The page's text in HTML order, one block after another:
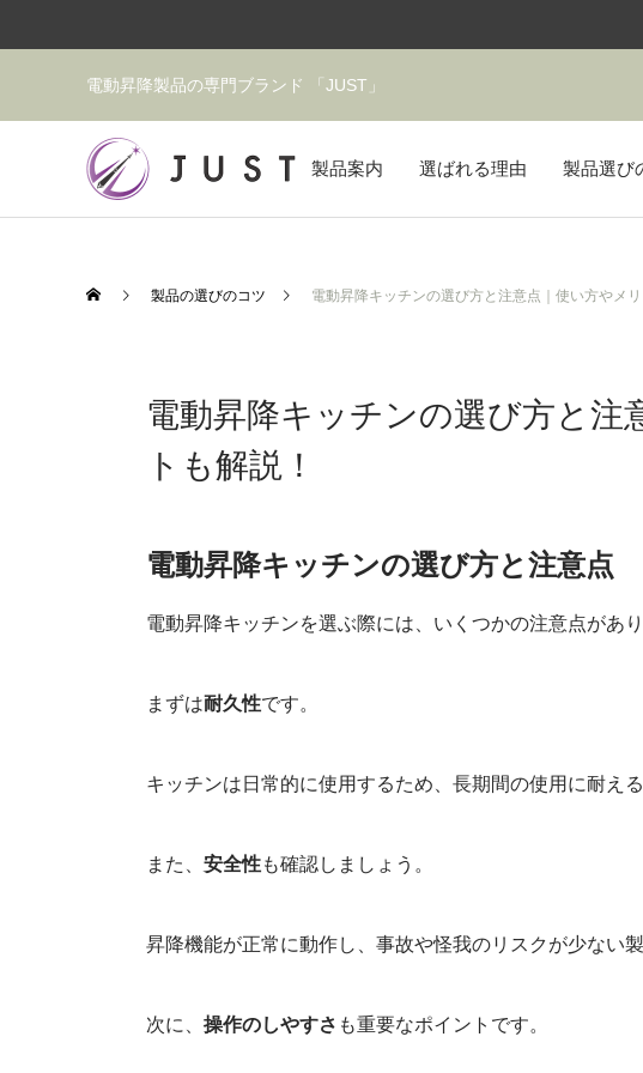
電動昇降製品の専門ブランド 「JUST」
製品案内 選ばれる理由 製品選び
電動昇降洗面台
製品の選びのコツ 電動昇降キッチンの選び方と注意点｜使い方やメリ
電動昇降キッチンの選び方と注
トも解説！
電動昇降キッチンの選び方と注意点
電動昇降キッチンを選ぶ際には、いくつかの注意点があり
まずは耐久性です。
キッチンは日常的に使用するため、長期間の使用に耐え
また、 安全性も確認しましょう。
昇降機能が正常に動作し、事故や怪我のリスクが少ない
次に、 操作のしやすさ も重要なポイントです。